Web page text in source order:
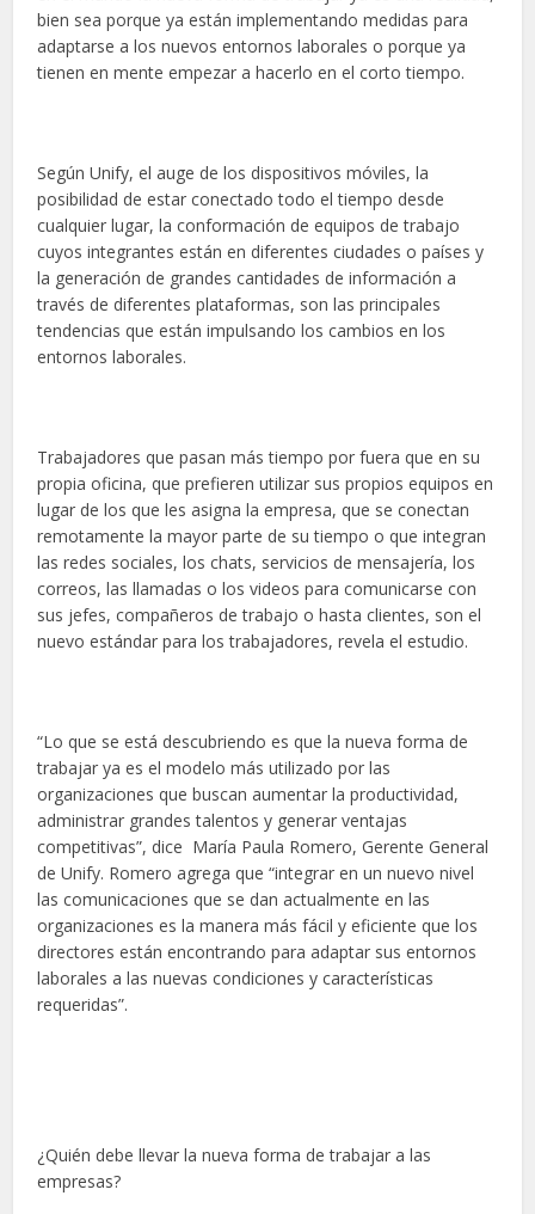
bien sea porque ya están implementando medidas para
adaptarse a los nuevos entornos laborales o porque ya
tienen en mente empezar a hacerlo en el corto tiempo.
Según Unify, el auge de los dispositivos móviles, la
posibilidad de estar conectado todo el tiempo desde
cualquier lugar, la conformación de equipos de trabajo
cuyos integrantes están en diferentes ciudades o países y
la generación de grandes cantidades de información a
través de diferentes plataformas, son las principales
tendencias que están impulsando los cambios en los
entornos laborales.
Trabajadores que pasan más tiempo por fuera que en su
propia oficina, que prefieren utilizar sus propios equipos en
lugar de los que les asigna la empresa, que se conectan
remotamente la mayor parte de su tiempo o que integran
las redes sociales, los chats, servicios de mensajería, los
correos, las llamadas o los videos para comunicarse con
sus jefes, compañeros de trabajo o hasta clientes, son el
nuevo estándar para los trabajadores, revela el estudio.
“Lo que se está descubriendo es que la nueva forma de
trabajar ya es el modelo más utilizado por las
organizaciones que buscan aumentar la productividad,
administrar grandes talentos y generar ventajas
competitivas”, dice María Paula Romero, Gerente General
de Unify. Romero agrega que “integrar en un nuevo nivel
las comunicaciones que se dan actualmente en las
organizaciones es la manera más fácil y eficiente que los
directores están encontrando para adaptar sus entornos
laborales a las nuevas condiciones y características
requeridas”.
¿Quién debe llevar la nueva forma de trabajar a las
empresas?